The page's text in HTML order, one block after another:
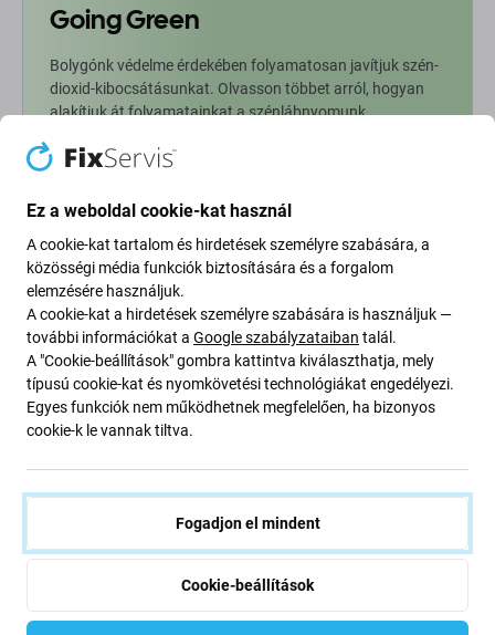
Going Green
Bolygónk védelme érdekében folyamatosan javítjuk szén-
dioxid-kibocsátásunkat. Olvasson többet arról, hogyan
alakítjuk át folyamatainkat a szénlábnyomunk
Newsletter Fix
Iratkozzon fel, hogy rendszeresen tájékoztatást kapjon az
ajánlatunkról szóló kedvezményekről és hírekről. Ugyanakkor
ennek az űrlapnak a benyújtásával megerősítem, hogy több mint
16 éves vagyok
Egyetértek azzal, hogy híreket kapjak
Ez a weboldal cookie-kat használ
A cookie-kat tartalom és hirdetések személyre szabására, a
közösségi média funkciók biztosítására és a forgalom
elemzésére használjuk.
A cookie-kat a hirdetések személyre szabására is használjuk —
további információkat a Google szabályzataiban talál.
A "Cookie-beállítások" gombra kattintva kiválaszthatja, mely
típusú cookie-kat és nyomkövetési technológiákat engedélyezi.
Egyes funkciók nem működhetnek megfelelően, ha bizonyos
cookie-k le vannak tiltva.
Fogadjon el mindent
Cookie-beállítások